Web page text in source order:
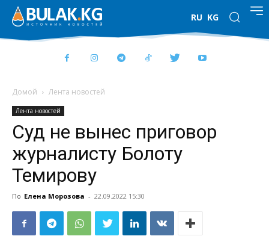
RU KG
Домой Лента новостей
Лента новостей
Суд не вынес приговор
журналисту Болоту
Темирову
По Елена Морозова - 22.09.2022 15:30